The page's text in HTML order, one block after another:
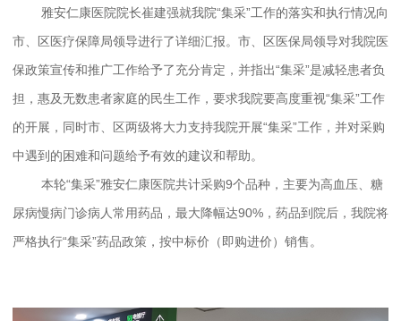
雅安仁康医院院长崔建强就我院“集采”工作的落实和执行情况向
市、区医疗保障局领导进行了详细汇报。市、区医保局领导对我院医
保政策宣传和推广工作给予了充分肯定，并指出“集采”是减轻患者负
担，惠及无数患者家庭的民生工作，要求我院要高度重视“集采”工作
的开展，同时市、区两级将大力支持我院开展“集采”工作，并对采购
中遇到的困难和问题给予有效的建议和帮助。
本轮“集采”雅安仁康医院共计采购9个品种，主要为高血压、糖
尿病慢病门诊病人常用药品，最大降幅达90%，药品到院后，我院将
严格执行“集采”药品政策，按中标价（即购进价）销售。